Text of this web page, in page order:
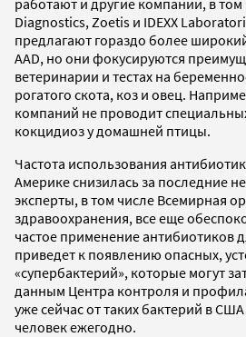
Diagnostics, Zoetis и IDEXX
предлагают гораздо более
AAD, но они фокусируются
ветеринарии и тестах на
рогатого скота, коз и овец.
компаний не проводит
кокцидиоз у домашней птицы.
Частота использования
Америке снизилась за последние
эксперты, в том числе Всемирная
здравоохранения, все еще
частое применение антибиотиков
приведет к появлению опасных,
«супербактерий», которые могут
данным Центра контроля и
уже сейчас от таких бактерий в
человек ежегодно.